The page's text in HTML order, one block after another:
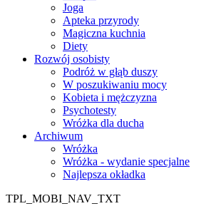
Joga
Apteka przyrody
Magiczna kuchnia
Diety
Rozwój osobisty
Podróż w głąb duszy
W poszukiwaniu mocy
Kobieta i mężczyzna
Psychotesty
Wróżka dla ducha
Archiwum
Wróżka
Wróżka - wydanie specjalne
Najlepsza okładka
TPL_MOBI_NAV_TXT